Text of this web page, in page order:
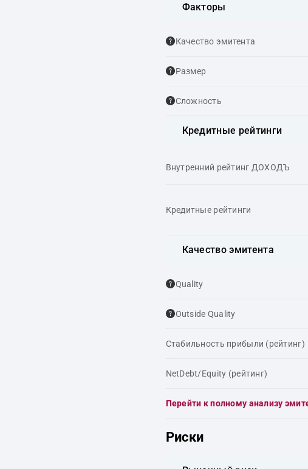
Факторы
Качество эмитента
Размер
Сложность
Кредитные рейтинги
Внутренний рейтинг ДОХОДЪ
Кредитные рейтинги
Качество эмитента
Quality
Outside Quality
Стабильность прибыли (рейтинг)
NetDebt/Equity (рейтинг)
Перейти к полному анализу
Риски